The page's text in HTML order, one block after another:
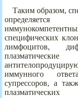
Таким образом,
определяется
специфических
лимфоцитов,
иммунного
супрессоров, а